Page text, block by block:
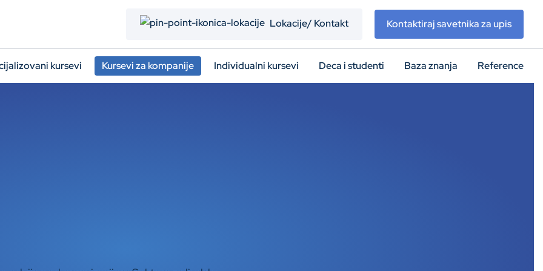
Lokacije/ Kontakt Kontaktiraj savetnika za upis
kursevi Kursevi za kompanije Individualni kursevi Deca i studenti Baza znanja Reference